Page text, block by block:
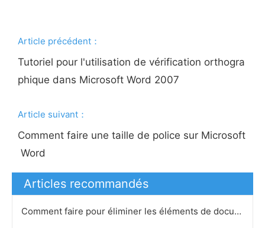
Article précédent：
Tutoriel pour l'utilisation de vérification orthogra
phique dans Microsoft Word 2007
Article suivant：
Comment faire une taille de police sur Microsoft
Word
Articles recommandés
Comment faire pour éliminer les éléments de document dans Microsoft Word